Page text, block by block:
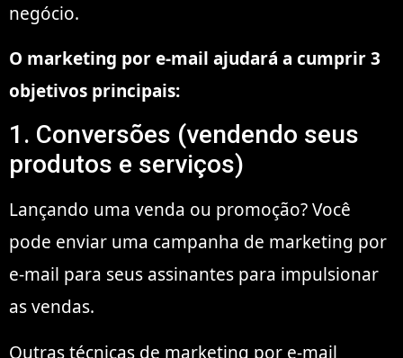
negócio.
O marketing por e-mail ajudará a cumprir 3
objetivos principais:
1. Conversões (vendendo seus
produtos e serviços)
Lançando uma venda ou promoção? Você
pode enviar uma campanha de marketing por
e-mail para seus assinantes para impulsionar
as vendas.
Outras técnicas de marketing por e-mail